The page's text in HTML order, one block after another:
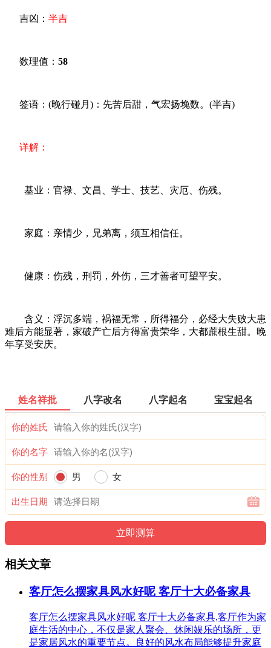
吉凶： 半吉
数理值： 58
签语：(晚行碰月)：先苦后甜，气宏扬堍数。(半吉)
详解：
基业：官禄、文昌、学士、技艺、灾厄、伤残。
家庭：亲情少，兄弟离，须互相信任。
健康：伤残，刑罚，外伤，三才善者可望平安。
含义：浮沉多端，祸福无常，所得福分，必经大失败大患
难后方能显著，家破产亡后方得富贵荣华，大都蔗根生甜。晚
年享受安庆。
姓名祥批 八字改名 八字起名 宝宝起名
你的姓氏
你的名字
你的性别 男 女
出生日期
相关文章
客厅怎么摆家具风水好呢 客厅十大必备家具
客厅怎么摆家具风水好呢 客厅十大必备家具,客厅作为家
庭生活的中心，不仅是家人聚会、休闲娱乐的场所，更
是家居风水的重要节点。良好的风水布局能够提升家庭